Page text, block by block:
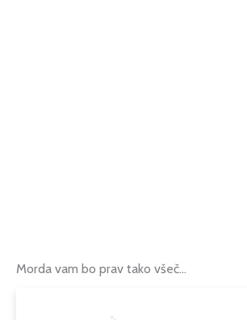
Morda vam bo prav tako všeč…